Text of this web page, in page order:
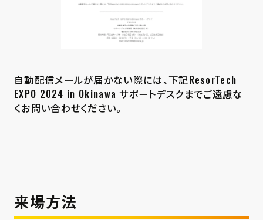
自動配信メールが届かない際には、下記ResorTech
EXPO 2024 in Okinawa サポートデスクまでご遠慮な
くお問い合わせください。
来場方法